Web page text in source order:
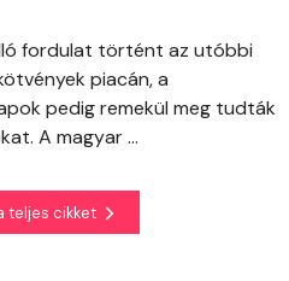
fordulat történt az utóbbi
piacán, a
pedig remekül meg tudták
A magyar ...
teljes cikket